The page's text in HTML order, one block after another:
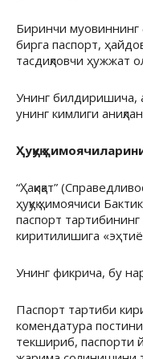
Биринчи муовиннинг
бирга паспорт,
тасдиқловчи ҳужжат
Унинг билдиришича,
унинг кимлиги
Ҳуқуқ
“Ҳақиқат”
ҳуқуқ ҳимоячиси
паспорт
киритилишига
Унинг фикрича, бу
Паспорт тартиби
комендатура
текшириб, паспорти